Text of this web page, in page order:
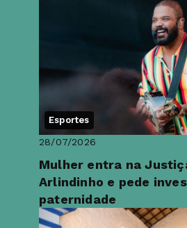
Esportes
28/07/2026
Mulher entra na
Arlindinho e pede
paternidade